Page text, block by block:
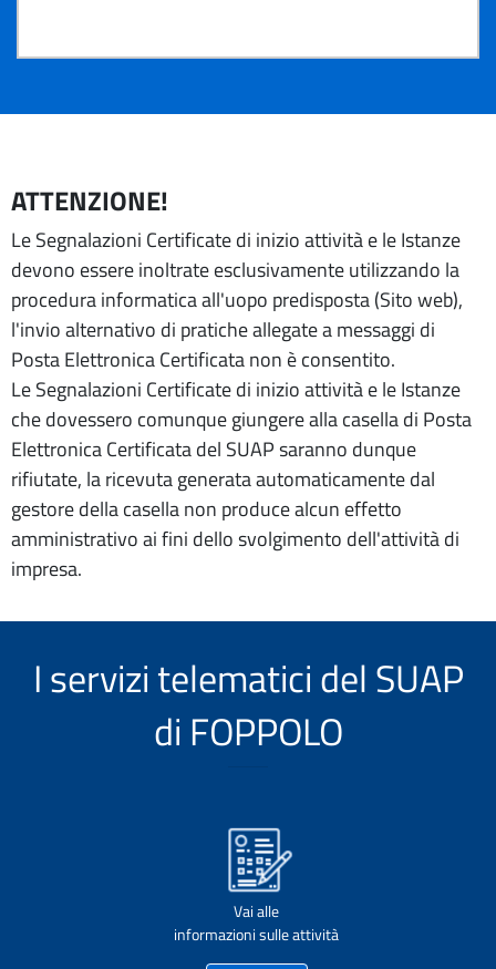
ATTENZIONE!
Le Segnalazioni Certificate di inizio attività e le Istanze
devono essere inoltrate esclusivamente utilizzando la
procedura informatica all'uopo predisposta (Sito web),
l'invio alternativo di pratiche allegate a messaggi di
Posta Elettronica Certificata non è consentito.
Le Segnalazioni Certificate di inizio attività e le Istanze
che dovessero comunque giungere alla casella di Posta
Elettronica Certificata del SUAP saranno dunque
rifiutate, la ricevuta generata automaticamente dal
gestore della casella non produce alcun effetto
amministrativo ai fini dello svolgimento dell'attività di
impresa.
I servizi telematici del SUAP
di FOPPOLO
Vai alle
informazioni sulle attività